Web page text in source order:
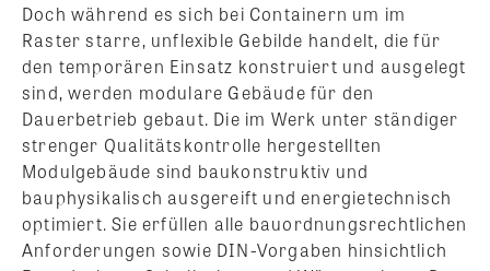
Doch während es sich bei Containern um im
Raster starre, unflexible Gebilde handelt, die für
den temporären Einsatz konstruiert und ausgelegt
sind, werden modulare Gebäude für den
Dauerbetrieb gebaut. Die im Werk unter ständiger
strenger Qualitätskontrolle hergestellten
Modulgebäude sind baukonstruktiv und
bauphysikalisch ausgereift und energietechnisch
optimiert. Sie erfüllen alle bauordnungsrechtlichen
Anforderungen sowie DIN-Vorgaben hinsichtlich